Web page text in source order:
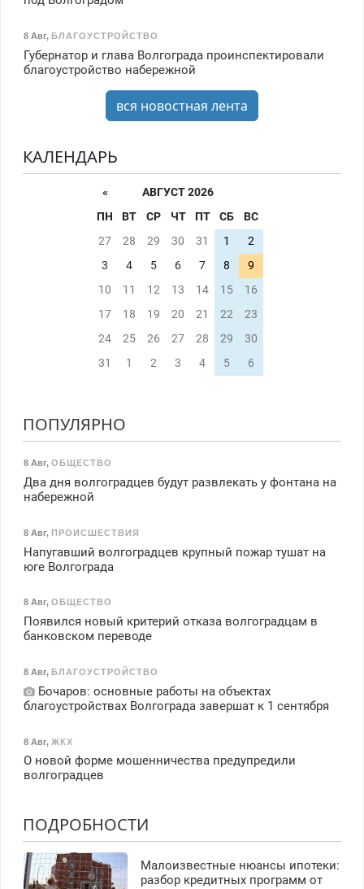
8 Авг, БЛАГОУСТРОЙСТВО
Губернатор и глава Волгограда проинспектировали
благоустройство набережной
вся новостная лента
КАЛЕНДАРЬ
«
АВГУСТ 2026
ПН
ВТ СР ЧТ ПТ СБ
ВС
27
28 29 30 31 1
2
3
4 5 6 7 8
9
10
11 12 13 14 15
16
17
18 19 20 21 22
23
24
25 26 27 28 29
30
31
1 2 3 4 5 6
ПОПУЛЯРНО
8 Авг, ОБЩЕСТВО
Два дня волгоградцев будут развлекать у фонтана на
набережной
8 Авг, ПРОИСШЕСТВИЯ
Напугавший волгоградцев крупный пожар тушат на
юге Волгограда
8 Авг, ОБЩЕСТВО
Появился новый критерий отказа волгоградцам в
банковском переводе
8 Авг, БЛАГОУСТРОЙСТВО
Бочаров: основные работы на объектах
благоустройствах Волгограда завершат к 1 сентября
8 Авг, ЖКХ
О новой форме мошенничества предупредили
волгоградцев
ПОДРОБНОСТИ
Малоизвестные нюансы ипотеки:
разбор кредитных программ от